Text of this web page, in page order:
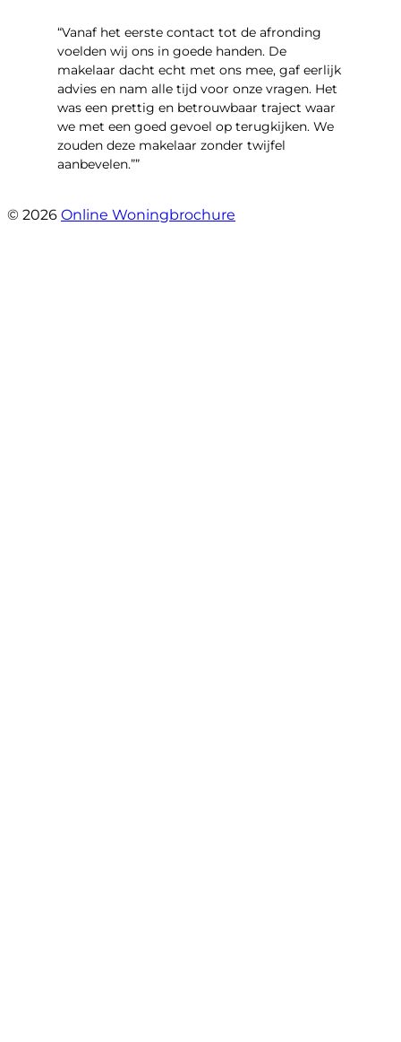
“Vanaf het eerste contact tot de afronding
voelden wij ons in goede handen. De
makelaar dacht echt met ons mee, gaf eerlijk
advies en nam alle tijd voor onze vragen. Het
was een prettig en betrouwbaar traject waar
we met een goed gevoel op terugkijken. We
zouden deze makelaar zonder twijfel
aanbevelen.””
© 2026 Online Woningbrochure